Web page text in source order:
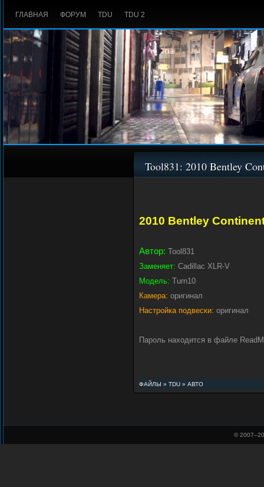
ГЛАВНАЯ ФОРУМ TDU TDU 2
Tool831: 2010 Bentley
2010 Bentley
Автор: Tool831
Заменяет: Cadillac XLR-V
Модель: Turn10
Камера: оригинал
Настройка подвески: оригинал
Пароль находится в файле
ФАЙЛЫ » TDU » АВТО
© 2007–